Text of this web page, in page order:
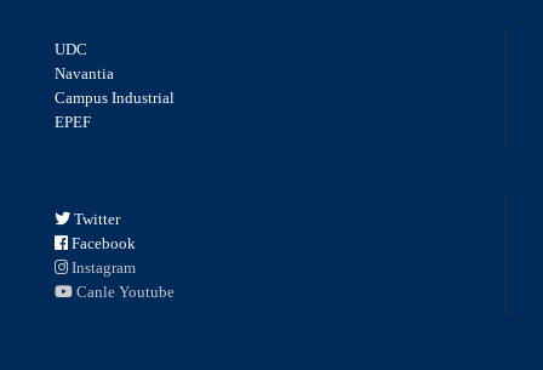
UDC
Navantia
Campus Industrial
EPEF
Twitter
Facebook
Instagram
Canle Youtube